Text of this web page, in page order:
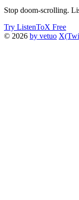
Stop doom-scrolling.
Try ListenToX Free
© 2026 by vetuo